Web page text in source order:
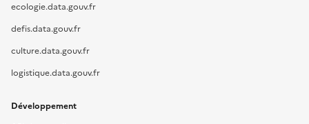
ecologie.data.gouv.fr
defis.data.gouv.fr
culture.data.gouv.fr
logistique.data.gouv.fr
Développement